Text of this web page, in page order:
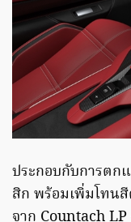
ประกอบกับการตก
สิก พร้อมเพิ่มโทนสี